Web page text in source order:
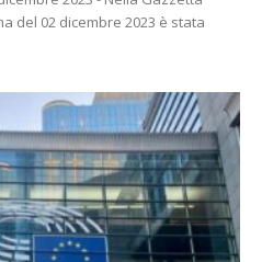
del 02 dicembre 2023 è stata